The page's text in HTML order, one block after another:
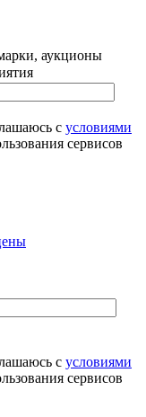
аукционы
с условиями
сервисов
с условиями
сервисов